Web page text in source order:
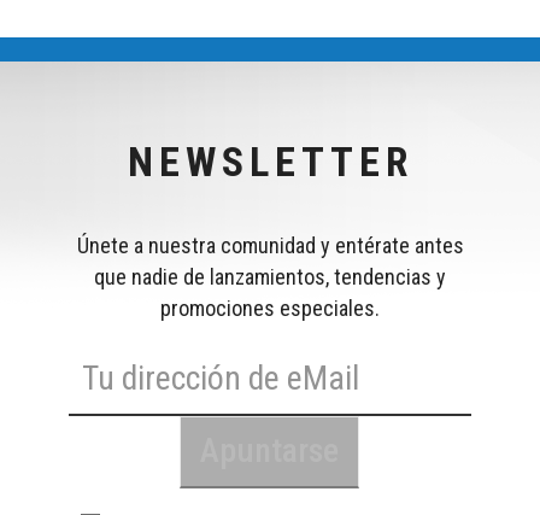
NEWSLETTER
Únete a nuestra comunidad y entérate antes
que nadie de lanzamientos, tendencias y
promociones especiales.